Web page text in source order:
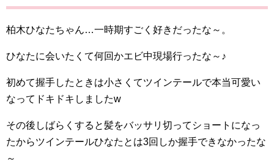
柏木ひなたちゃん…一時期すごく好きだったな～。
ひなたに会いたくて何回かエビ中現場行ったな～♪
初めて握手したときは小さくてツインテールで本当可愛い
なってドキドキしましたw
その後しばらくすると髪をバッサリ切ってショートになっ
たからツインテールひなたとは3回しか握手できなかったな
～